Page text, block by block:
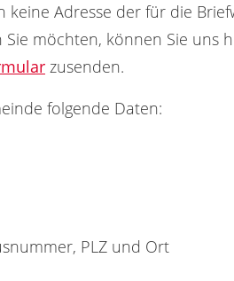
Adresse der für die
möchten, können Sie uns
zusenden.
folgende Daten:
PLZ und Ort